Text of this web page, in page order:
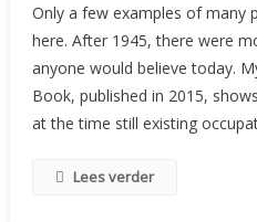
Fee
Stamps
From
The
German
Only a few examples of many
here. After 1945, there were
anyone would believe today.
Book, published in 2015,
at the time still existing
Lees verder